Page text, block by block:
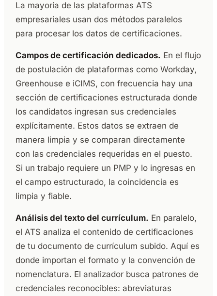
La mayoría de las plataformas ATS
empresariales usan dos métodos paralelos
para procesar los datos de certificaciones.
Campos de certificación dedicados. En el flujo
de postulación de plataformas como Workday,
Greenhouse e iCIMS, con frecuencia hay una
sección de certificaciones estructurada donde
los candidatos ingresan sus credenciales
explícitamente. Estos datos se extraen de
manera limpia y se comparan directamente
con las credenciales requeridas en el puesto.
Si un trabajo requiere un PMP y lo ingresas en
el campo estructurado, la coincidencia es
limpia y fiable.
Análisis del texto del currículum. En paralelo,
el ATS analiza el contenido de certificaciones
de tu documento de currículum subido. Aquí es
donde importan el formato y la convención de
nomenclatura. El analizador busca patrones de
credenciales reconocibles: abreviaturas